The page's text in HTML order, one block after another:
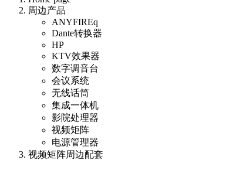
周边产品
ANYFIREq
Dante转换器
HP
KTV效果器
数字调音台
会议系统
无线话筒
集成一体机
影院处理器
视频矩阵
电源管理器
视频矩阵周边配套